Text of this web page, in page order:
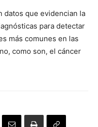
datos que evidencian la
para detectar
más comunes en las
como son, el cáncer